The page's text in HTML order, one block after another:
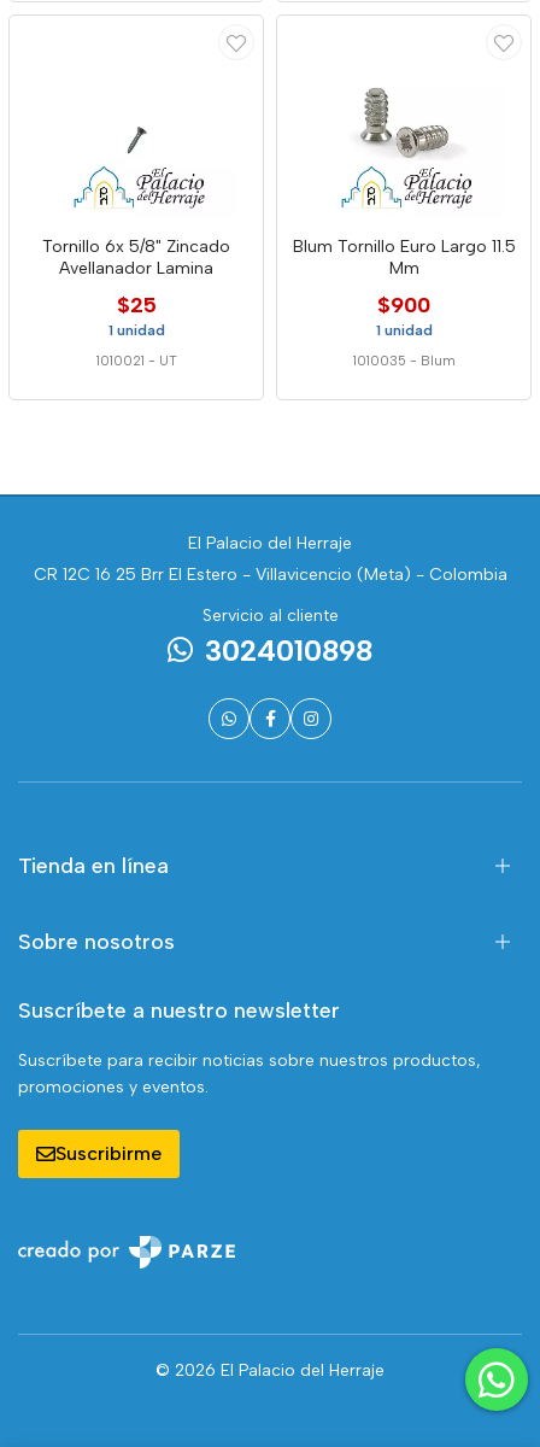
Tornillo 6x 5/8" Zincado
Avellanador Lamina
$25
1 unidad
1010021 - UT
Blum Tornillo Euro Largo 11.5
Mm
$900
1 unidad
1010035 - Blum
El Palacio del Herraje
CR 12C 16 25 Brr El Estero - Villavicencio (Meta) - Colombia
Servicio al cliente
3024010898
Tienda en línea
Sobre nosotros
Suscríbete a nuestro newsletter
Suscríbete para recibir noticias sobre nuestros productos,
promociones y eventos.
Suscribirme
© 2026 El Palacio del Herraje